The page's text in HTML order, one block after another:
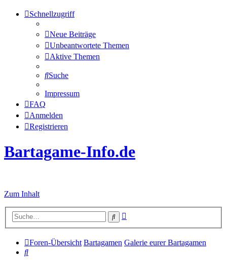
Schnellzugriff
Neue Beiträge
Unbeantwortete Themen
Aktive Themen
Suche
Impressum
FAQ
Anmelden
Registrieren
Bartagame-Info.de
Zum Inhalt
Suche
Foren-Übersicht Bartagamen Galerie eurer Bartagamen
Suche